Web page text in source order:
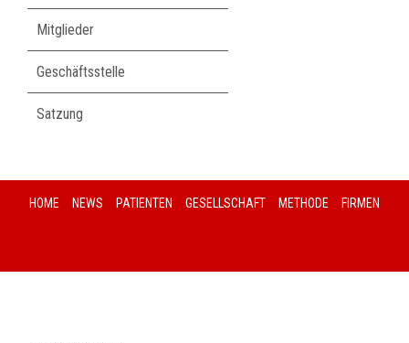
Mitglieder
Geschäftsstelle
Satzung
HOME NEWS PATIENTEN GESELLSCHAFT METHODE FIRMEN